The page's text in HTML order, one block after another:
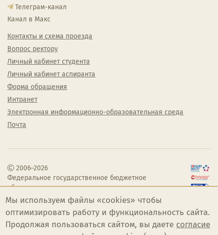
Телеграм-канал
Канал в Макс
Контакты и схема проезда
Вопрос ректору
Личный кабинет студента
Личный кабинет аспиранта
Форма обращения
Интранет
Электронная информационно-образовательная среда
Почта
2006–2026
Федеральное государственное бюджетное
образовательное учреждение высшего
образования «Челябинский государственный
институт культуры»
Мы используем файлы «cookies» чтобы
оптимизировать работу и функциональность сайта.
Продолжая пользоваться сайтом, вы даете согласие